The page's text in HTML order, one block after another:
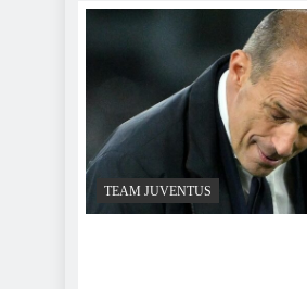
TEAM JUVENTUS